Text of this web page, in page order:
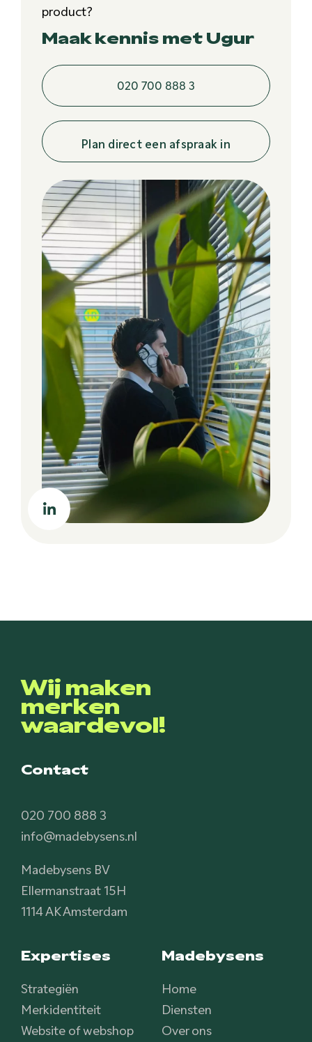
product?
Maak kennis met Ugur
020 700 888 3
Plan direct een afspraak in
Wij maken
merken
waardevol!
Contact
020 700 888 3
info@madebysens.nl
Madebysens BV
Ellermanstraat 15H
1114 AK Amsterdam
Expertises
Strategiën
Merkidentiteit
Website of webshop
Madebysens
Home
Diensten
Over ons